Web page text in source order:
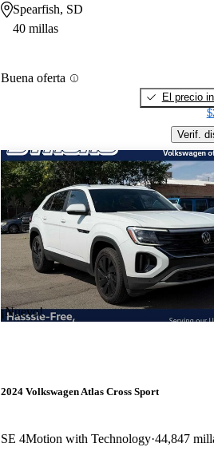
Spearfish, SD
40 millas
Buena oferta
El precio
Verif.
¡Nuevo!
2024 Volkswagen Atlas Cross Sport
SE 4Motion with Technology 44,847